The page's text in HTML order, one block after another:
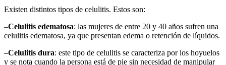
Existen distintos tipos de celulitis. Estos son:
–Celulitis edematosa: las mujeres de entre 20 y 40 años sufren una
celulitis edematosa, ya que presentan edema o retención de líquidos.
–Celulitis dura: este tipo de celulitis se caracteriza por los hoyuelos
y se nota cuando la persona está de pie sin necesidad de manipular